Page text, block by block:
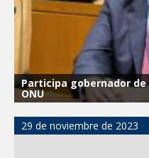
Participa gobernador
ONU
29 de noviembre de 2023